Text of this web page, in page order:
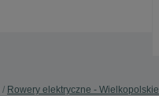
Rowery elektryczne - Wielkopolskie